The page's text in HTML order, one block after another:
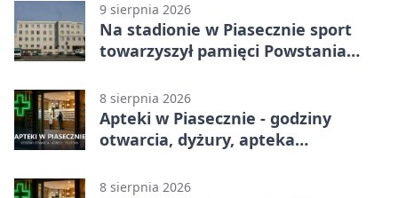
9 sierpnia 2026
Na stadionie w Piasecznie sport
towarzyszył pamięci Powstania
8 sierpnia 2026
Apteki w Piasecznie - godziny
otwarcia, dyżury, apteka
8 sierpnia 2026